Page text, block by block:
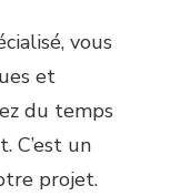
vous
et
du temps
C’est un
projet.